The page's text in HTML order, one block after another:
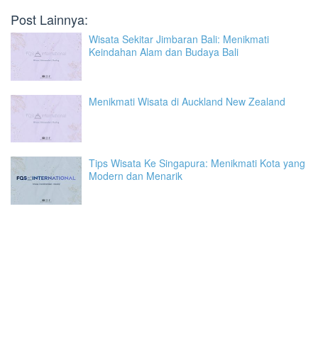
Post Lainnya:
Wisata Sekitar Jimbaran Bali: Menikmati
Keindahan Alam dan Budaya Bali
Menikmati Wisata di Auckland New Zealand
Tips Wisata Ke Singapura: Menikmati Kota yang
Modern dan Menarik